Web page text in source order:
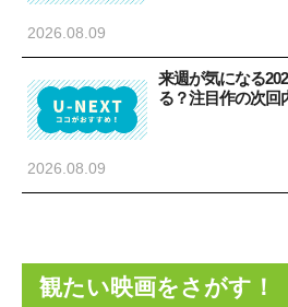
2026.08.09
来週が気になる
る？注目作の次回
2026.08.09
観たい映画をさがす！